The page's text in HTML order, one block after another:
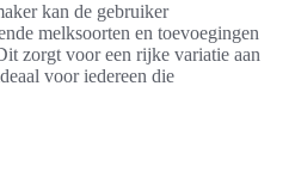
kan de gebruiker
melksoorten en toevoegingen
zorgt voor een rijke variatie aan
voor iedereen die